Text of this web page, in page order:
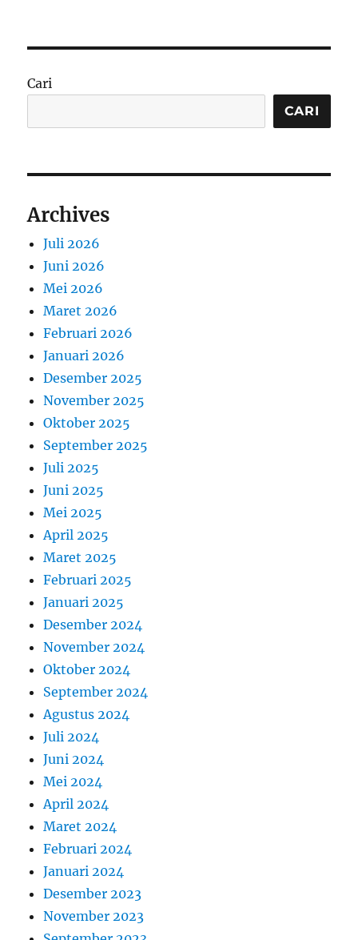
Cari
CARI
Archives
Juli 2026
Juni 2026
Mei 2026
Maret 2026
Februari 2026
Januari 2026
Desember 2025
November 2025
Oktober 2025
September 2025
Juli 2025
Juni 2025
Mei 2025
April 2025
Maret 2025
Februari 2025
Januari 2025
Desember 2024
November 2024
Oktober 2024
September 2024
Agustus 2024
Juli 2024
Juni 2024
Mei 2024
April 2024
Maret 2024
Februari 2024
Januari 2024
Desember 2023
November 2023